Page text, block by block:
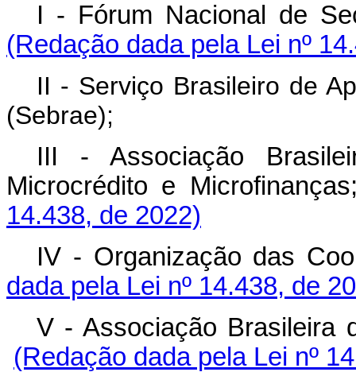
I - Fórum Nacional de
(Redação dada pela Lei nº
II - Serviço Brasileiro de
(Sebrae);
III - Associação
Microcrédito e
14.438, de 2022)
IV - Organização das
dada pela Lei nº 14.438, de
V - Associação
(Redação dada pela Lei nº